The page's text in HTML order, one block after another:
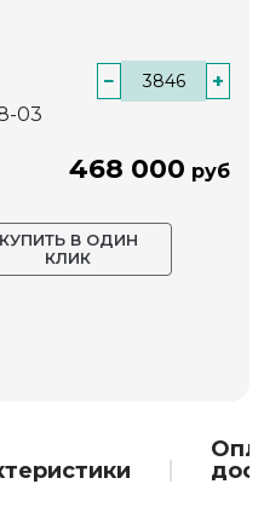
−
+
03
468 000 руб
КУПИТЬ В ОДИН
КЛИК